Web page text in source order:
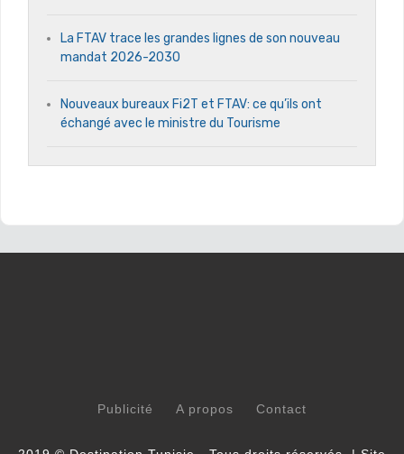
La FTAV trace les grandes lignes de son nouveau
mandat 2026-2030
Nouveaux bureaux Fi2T et FTAV: ce qu’ils ont
échangé avec le ministre du Tourisme
Publicité A propos Contact